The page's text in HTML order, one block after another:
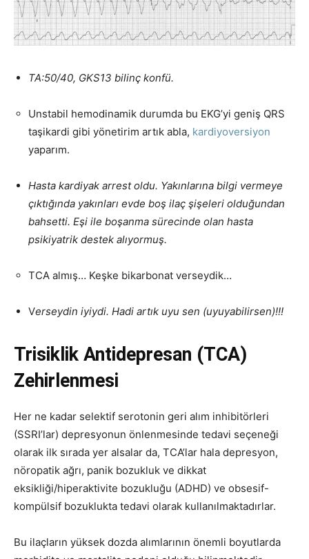
TA:50/40, GKS13 bilinç konfü.
Unstabil hemodinamik durumda bu EKG’yi geniş QRS
taşikardi gibi yönetirim artık abla, kardiyoversiyon
yaparım.
Hasta kardiyak arrest oldu. Yakınlarına bilgi vermeye
çıktığında yakınları evde boş ilaç şişeleri olduğundan
bahsetti. Eşi ile boşanma sürecinde olan hasta
psikiyatrik destek alıyormuş.
TCA almış… Keşke bikarbonat verseydik…
Verseydin iyiydi. Hadi artık uyu sen (uyuyabilirsen)!!!
Trisiklik Antidepresan (TCA)
Zehirlenmesi
Her ne kadar selektif serotonin geri alım inhibitörleri
(SSRI’lar) depresyonun önlenmesinde tedavi seçeneği
olarak ilk sırada yer alsalar da, TCA’lar hala depresyon,
nöropatik ağrı, panik bozukluk ve dikkat
eksikliği/hiperaktivite bozukluğu (ADHD) ve obsesif-
kompülsif bozuklukta tedavi olarak kullanılmaktadırlar.
Bu ilaçların yüksek dozda alımlarının önemli boyutlarda